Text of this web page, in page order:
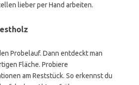
lieber per Hand arbeiten.
Probelauf. Dann entdeckt man
Fläche. Probiere
am Reststück. So erkennst du